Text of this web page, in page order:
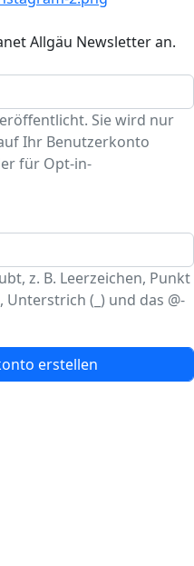
Allgäu Newsletter an.
Sie wird nur
Ihr Benutzerkonto
für Opt-in-
z. B. Leerzeichen, Punkt
(_) und das @-